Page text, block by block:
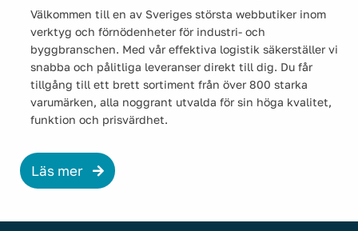
Välkommen till en av Sveriges största webbutiker inom
verktyg och förnödenheter för industri- och
byggbranschen. Med vår effektiva logistik säkerställer vi
snabba och pålitliga leveranser direkt till dig. Du får
tillgång till ett brett sortiment från över 800 starka
varumärken, alla noggrant utvalda för sin höga kvalitet,
funktion och prisvärdhet.
Läs mer